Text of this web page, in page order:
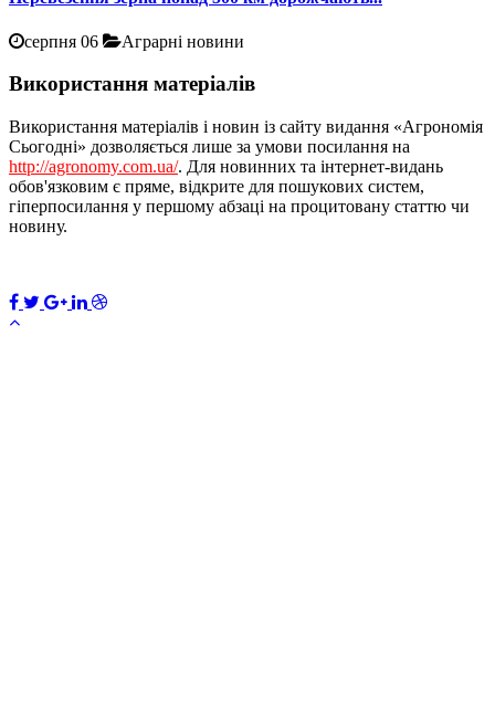
серпня 06 Аграрні новини
Використання матеріалів
Використання матеріалів і новин із сайту видання «Агрономія
Сьогодні» дозволяється лише за умови посилання на
http://agronomy.com.ua/. Для новинних та інтернет-видань
обов'язковим є пряме, відкрите для пошукових систем,
гіперпосилання у першому абзаці на процитовану статтю чи
новину.